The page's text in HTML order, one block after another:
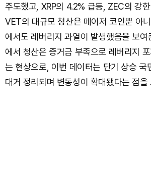
주도했고, XRP의 4.2% 급등, ZEC의 강
VET의 대규모 청산은 메이저 코인뿐 아
에서도 레버리지 과열이 발생했음을 보
에서 청산은 증거금 부족으로 레버리지
는 현상으로, 이번 데이터는 단기 상승 국
대거 정리되며 변동성이 확대됐다는 점을